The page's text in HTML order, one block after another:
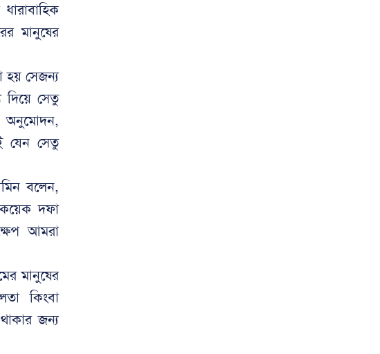
মানুষের
হয় সেজন্য
দিয়ে সেতু
অনুমোদন,
যেন সেতু
বলেন,
দফা
আমরা
মানুষের
কিংবা
জন্য